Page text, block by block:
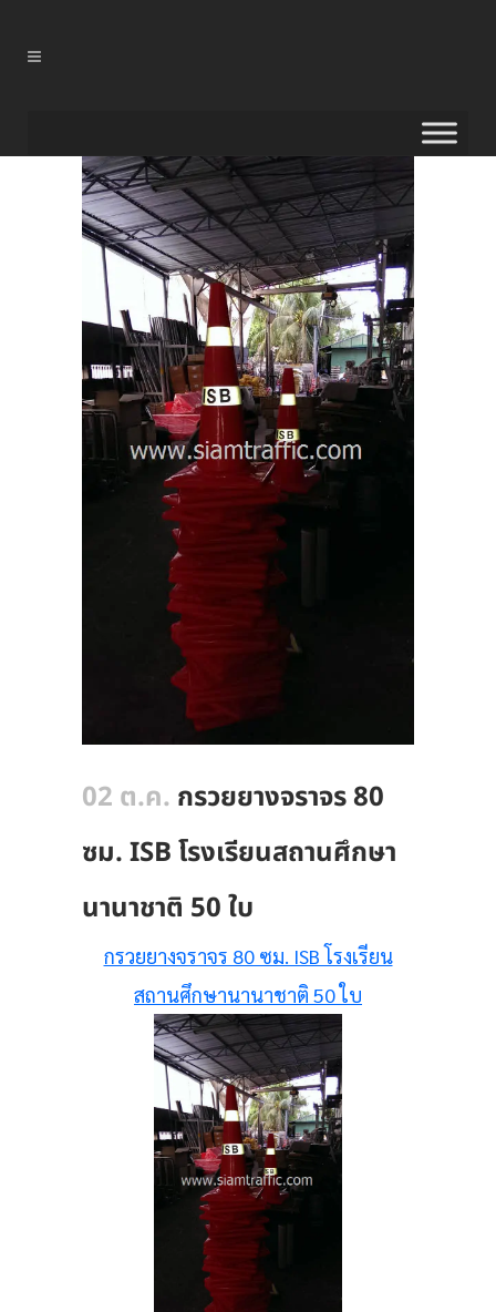
02 ต.ค. กรวยยางจราจร 80
ซม. ISB โรงเรียนสถานศึกษา
นานาชาติ 50 ใบ
กรวยยางจราจร 80 ซม. ISB โรงเรียน
สถานศึกษานานาชาติ 50 ใบ